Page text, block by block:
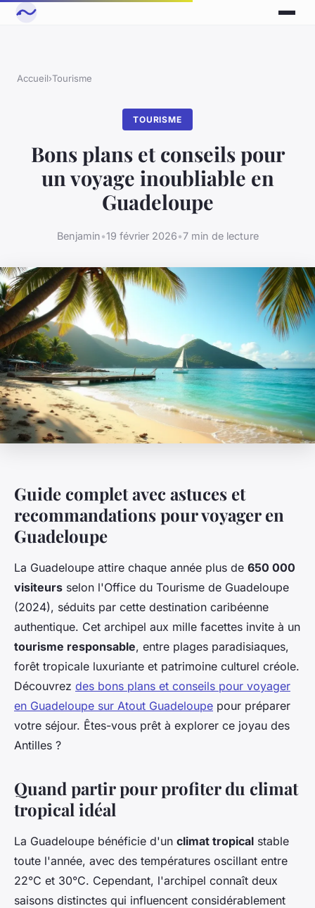
Accueil›Tourisme
TOURISME
Bons plans et conseils pour
un voyage inoubliable en
Guadeloupe
Benjamin•19 février 2026•7 min de lecture
Guide complet avec astuces et
recommandations pour voyager en
Guadeloupe
La Guadeloupe attire chaque année plus de 650 000
visiteurs selon l'Office du Tourisme de Guadeloupe
(2024), séduits par cette destination caribéenne
authentique. Cet archipel aux mille facettes invite à un
tourisme responsable, entre plages paradisiaques,
forêt tropicale luxuriante et patrimoine culturel créole.
Découvrez des bons plans et conseils pour voyager
en Guadeloupe sur Atout Guadeloupe pour préparer
votre séjour. Êtes-vous prêt à explorer ce joyau des
Antilles ?
Quand partir pour profiter du climat
tropical idéal
La Guadeloupe bénéficie d'un climat tropical stable
toute l'année, avec des températures oscillant entre
22°C et 30°C. Cependant, l'archipel connaît deux
saisons distinctes qui influencent considérablement